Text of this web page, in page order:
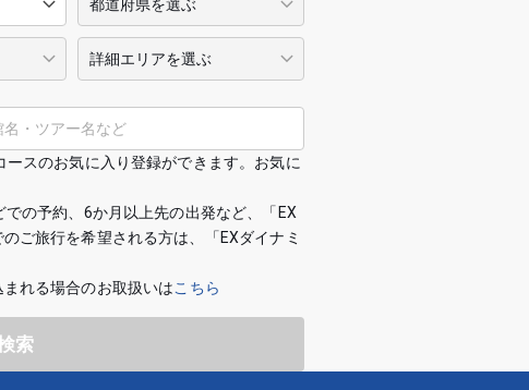
スのお気に入り登録ができます。お気に
の予約、6か月以上先の出発など、「EX
ご旅行を希望される方は、「EXダイナミ
れる場合のお取扱いはこちら
索